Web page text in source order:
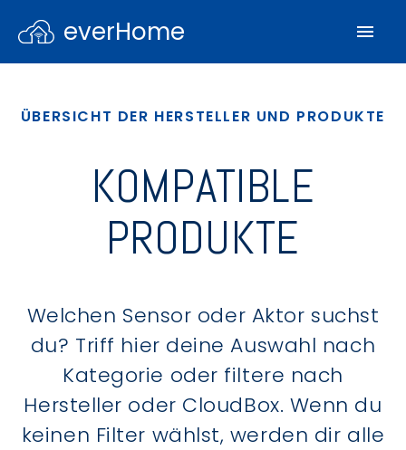
everHome
ÜBERSICHT DER HERSTELLER UND PRODUKTE
KOMPATIBLE
PRODUKTE
Welchen Sensor oder Aktor suchst
du? Triff hier deine Auswahl nach
Kategorie oder filtere nach
Hersteller oder CloudBox. Wenn du
keinen Filter wählst, werden dir alle